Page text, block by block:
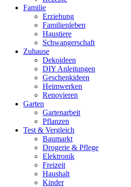
Familie
Erziehung
Familienleben
Haustiere
Schwangerschaft
Zuhause
Dekoideen
DIY Anleitungen
Geschenkideen
Heimwerken
Renovieren
Garten
Gartenarbeit
Pflanzen
Test & Vergleich
Baumarkt
Drogerie & Pflege
Elektronik
Freizeit
Haushalt
Kinder